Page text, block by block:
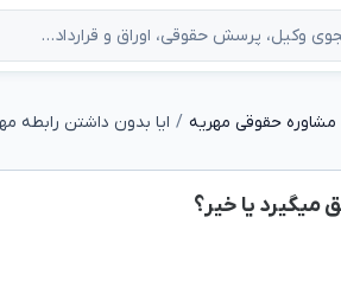
مشاوره حقوقی مهریه
میگیرد یا خیر؟